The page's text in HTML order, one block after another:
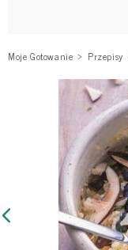
Moje Gotowanie Przepisy